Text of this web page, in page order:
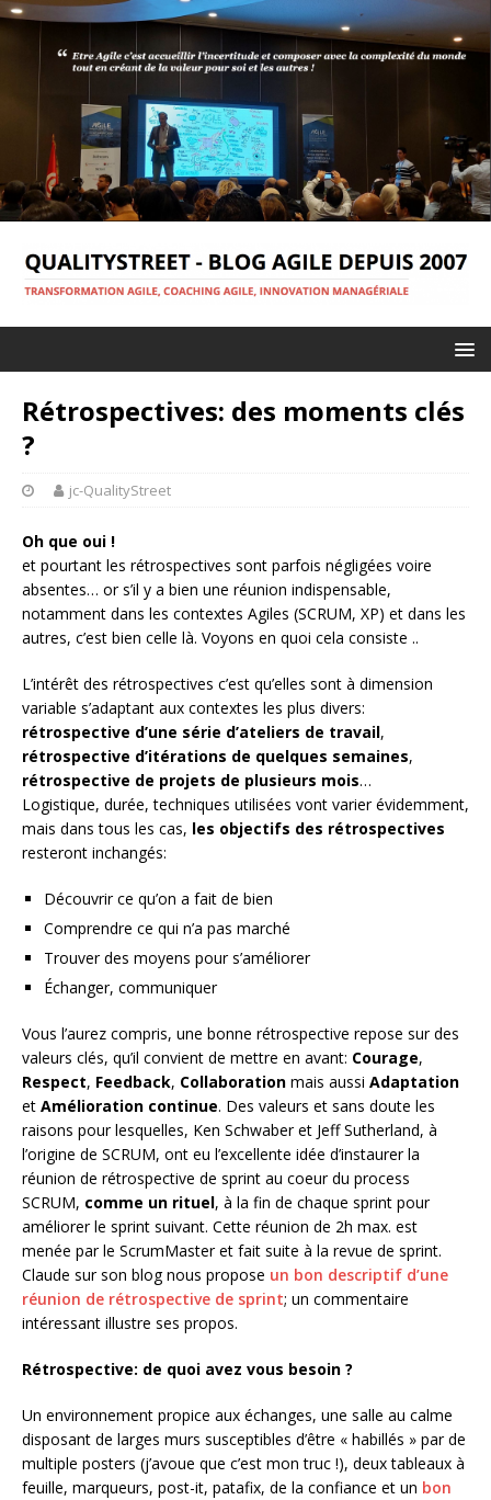
Rétrospectives: des moments clés
?
jc-QualityStreet
Oh que oui !
et pourtant les rétrospectives sont parfois négligées voire
absentes… or s’il y a bien une réunion indispensable,
notamment dans les contextes Agiles (SCRUM, XP) et dans les
autres, c’est bien celle là. Voyons en quoi cela consiste ..
L’intérêt des rétrospectives c’est qu’elles sont à dimension
variable s’adaptant aux contextes les plus divers:
rétrospective d’une série d’ateliers de travail,
rétrospective d’itérations de quelques semaines,
rétrospective de projets de plusieurs mois…
Logistique, durée, techniques utilisées vont varier évidemment,
mais dans tous les cas, les objectifs des rétrospectives
resteront inchangés:
Découvrir ce qu’on a fait de bien
Comprendre ce qui n’a pas marché
Trouver des moyens pour s’améliorer
Échanger, communiquer
Vous l’aurez compris, une bonne rétrospective repose sur des
valeurs clés, qu’il convient de mettre en avant: Courage,
Respect, Feedback, Collaboration mais aussi Adaptation
et Amélioration continue. Des valeurs et sans doute les
raisons pour lesquelles, Ken Schwaber et Jeff Sutherland, à
l’origine de SCRUM, ont eu l’excellente idée d’instaurer la
réunion de rétrospective de sprint au coeur du process
SCRUM, comme un rituel, à la fin de chaque sprint pour
améliorer le sprint suivant. Cette réunion de 2h max. est
menée par le ScrumMaster et fait suite à la revue de sprint.
Claude sur son blog nous propose un bon descriptif d’une
réunion de rétrospective de sprint; un commentaire
intéressant illustre ses propos.
Rétrospective: de quoi avez vous besoin ?
Un environnement propice aux échanges, une salle au calme
disposant de larges murs susceptibles d’être « habillés » par de
multiple posters (j’avoue que c’est mon truc !), deux tableaux à
feuille, marqueurs, post-it, patafix, de la confiance et un bon